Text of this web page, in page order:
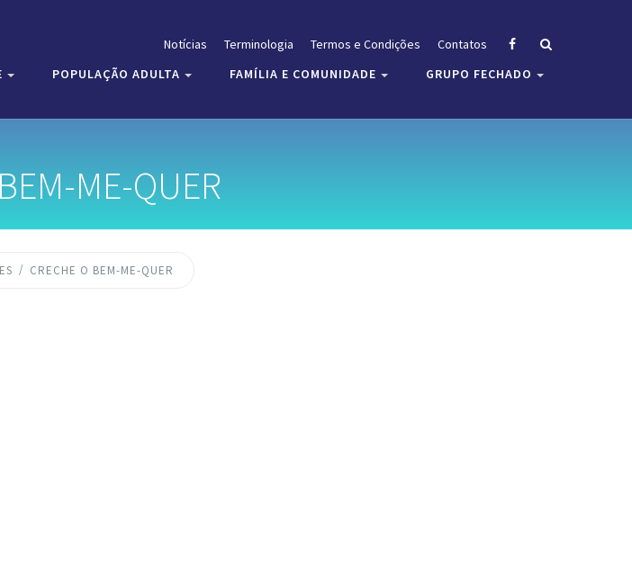
Notícias Terminologia Termos e Condições
Contatos
POPULAÇÃO ADULTA FAMÍLIA E COMUNIDADE GRUPO FECHADO
ME-QUER
CRECHE O BEM-ME-QUER